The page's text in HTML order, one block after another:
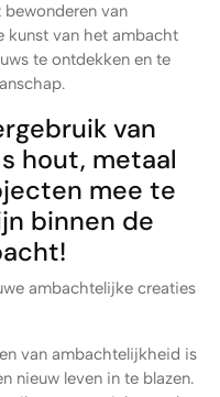
van
kunst van het ambacht
te ontdekken en te
van
hout, metaal
mee te
binnen de
ambachtelijke creaties
van ambachtelijkheid is
nieuw leven in te blazen.